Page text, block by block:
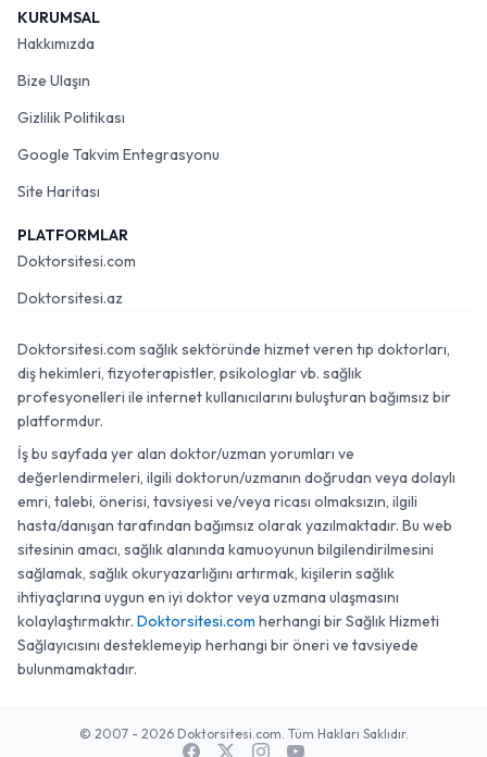
KURUMSAL
Hakkımızda
Bize Ulaşın
Gizlilik Politikası
Google Takvim Entegrasyonu
Site Haritası
PLATFORMLAR
Doktorsitesi.com
Doktorsitesi.az
Doktorsitesi.com sağlık sektöründe hizmet veren tıp doktorları,
diş hekimleri, fizyoterapistler, psikologlar vb. sağlık
profesyonelleri ile internet kullanıcılarını buluşturan bağımsız bir
platformdur.
İş bu sayfada yer alan doktor/uzman yorumları ve
değerlendirmeleri, ilgili doktorun/uzmanın doğrudan veya dolaylı
emri, talebi, önerisi, tavsiyesi ve/veya ricası olmaksızın, ilgili
hasta/danışan tarafından bağımsız olarak yazılmaktadır. Bu web
sitesinin amacı, sağlık alanında kamuoyunun bilgilendirilmesini
sağlamak, sağlık okuryazarlığını artırmak, kişilerin sağlık
ihtiyaçlarına uygun en iyi doktor veya uzmana ulaşmasını
kolaylaştırmaktır. Doktorsitesi.com herhangi bir Sağlık Hizmeti
Sağlayıcısını desteklemeyip herhangi bir öneri ve tavsiyede
bulunmamaktadır.
© 2007 - 2026 Doktorsitesi.com. Tüm Hakları Saklıdır.